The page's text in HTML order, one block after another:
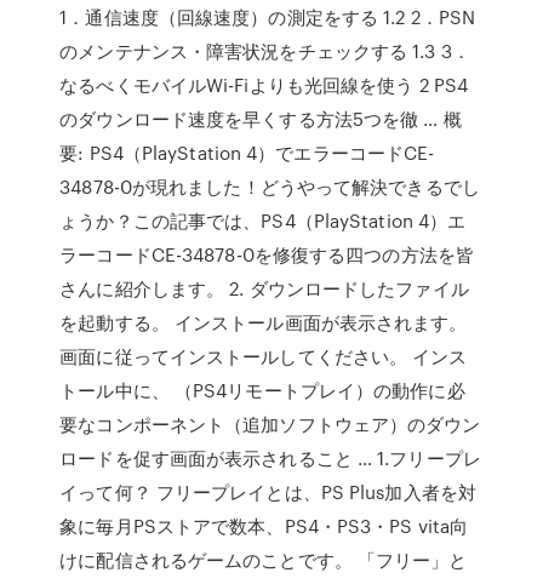
1．通信速度（回線速度）の測定をする 1.2 2．PSN
のメンテナンス・障害状況をチェックする 1.3 3．
なるべくモバイルWi-Fiよりも光回線を使う 2 PS4
のダウンロード速度を早くする方法5つを徹 … 概
要: PS4（PlayStation 4）でエラーコードCE-
34878-0が現れました！どうやって解決できるでし
ょうか？この記事では、PS4（PlayStation 4）エ
ラーコードCE-34878-0を修復する四つの方法を皆
さんに紹介します。 2. ダウンロードしたファイル
を起動する。 インストール画面が表示されます。
画面に従ってインストールしてください。 インス
トール中に、 （PS4リモートプレイ）の動作に必
要なコンポーネント（追加ソフトウェア）のダウン
ロードを促す画面が表示されること … 1.フリープレ
イって何？ フリープレイとは、PS Plus加入者を対
象に毎月PSストアで数本、PS4・PS3・PS vita向
けに配信されるゲームのことです。 「フリー」と